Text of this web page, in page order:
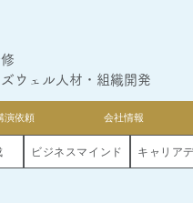
ウェル人材・組織開発
演依頼 会社情報
ビジネスマインド キャリア